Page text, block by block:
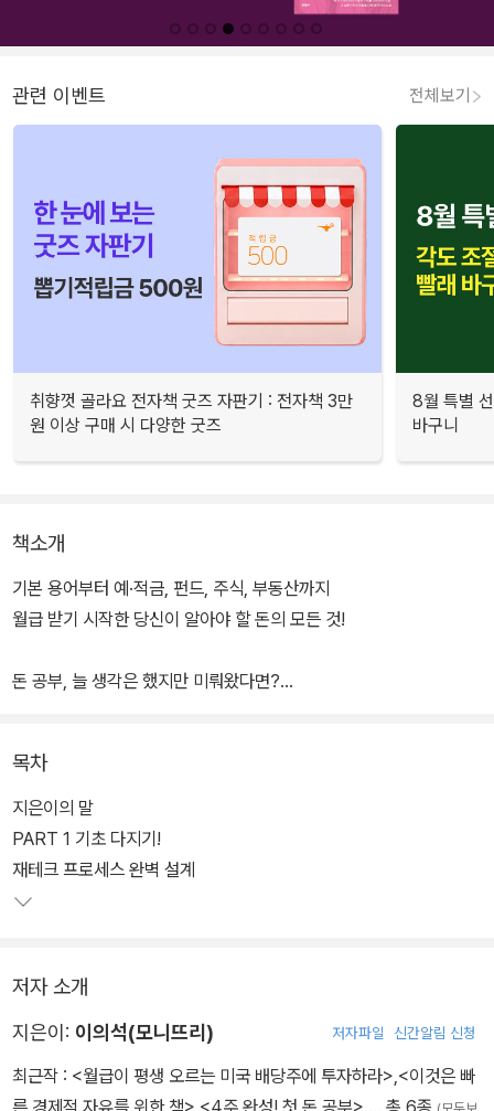
관련 이벤트 전체보기
취향껏 골라요 전자책 굿즈 자판기 : 전자책 3만
원 이상 구매 시 다양한 굿즈
8월 특별
바구니
책소개
기본 용어부터 예·적금, 펀드, 주식, 부동산까지
월급 받기 시작한 당신이 알아야 할 돈의 모든 것!
돈 공부, 늘 생각은 했지만 미뤄왔다면?
“돈은 벌기 시작했는데, 재테크는 어렵다.”, “다들 주식이며 펀드며 재
테크를 하던데, 나는 무서워서 예·적금만 넣고 있다.” 라고 생각하고
있다면, 퇴근길 5분씩 투자해 4주면 재테크를 끝내는 책 『4주 완성!
첫 돈 공부』를 펼쳐보자. 돈을 어떻게 모으고 불려야 할지 모르는 사
회초년생을 위한 세상 쉬운 재테크 기본서다.
불리는’ 과정인 재테크 프로세스부터 은행, 증권, 보험, 부동산까지 전
분야에 대한 지식을 다루고 있다. 꼭 필요한 정보들만 골라 Day 1부
러운 밀레니얼 세대를 위해 그림과 스토리를 풍부하게 넣었다.
목차
지은이의 말
PART 1 기초 다지기!
재테크 프로세스 완벽 설계
저자 소개
지은이: 이의석(모니뜨리) 저자파일 신간알림 신청
최근작 : <월급이 평생 오르는 미국 배당주에 투자하라>,<이것은 빠